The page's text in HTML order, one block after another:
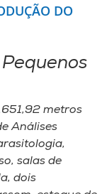
DO
metros
Análises
salas de
dois